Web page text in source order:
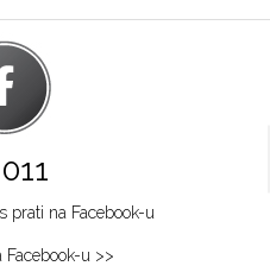
prati na Facebook-u
Facebook-u >>